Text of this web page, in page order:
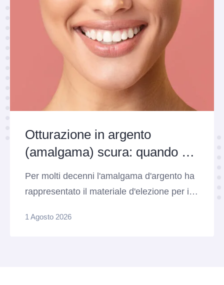
Otturazione in argento
(amalgama) scura: quando e
perché sostituirla
Per molti decenni l'amalgama d'argento ha
rappresentato il materiale d'elezione per il
Caratterizzate da tantissima resistenza
1 Agosto 2026